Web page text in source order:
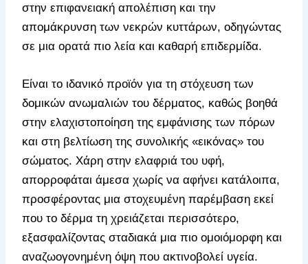
στην επιφανειακή απολέπιση και την
απομάκρυνση των νεκρών κυττάρων, οδηγώντας
σε μια ορατά πιο λεία και καθαρή επιδερμίδα.
Είναι το ιδανικό προϊόν για τη στόχευση των
δομικών ανωμαλιών του δέρματος, καθώς βοηθά
στην ελαχιστοποίηση της εμφάνισης των πόρων
και στη βελτίωση της συνολικής «εικόνας» του
σώματος. Χάρη στην ελαφριά του υφή,
απορροφάται άμεσα χωρίς να αφήνει κατάλοιπα,
προσφέροντας μια στοχευμένη παρέμβαση εκεί
που το δέρμα τη χρειάζεται περισσότερο,
εξασφαλίζοντας σταδιακά μια πιο ομοιόμορφη και
αναζωογονημένη όψη που ακτινοβολεί υγεία.